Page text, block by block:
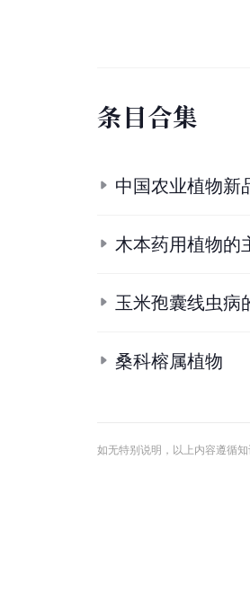
条目合集
中国农业植物新
木本药用植物的
玉米孢囊线虫病
桑科榕属植物
如无特别说明，以上内容遵循